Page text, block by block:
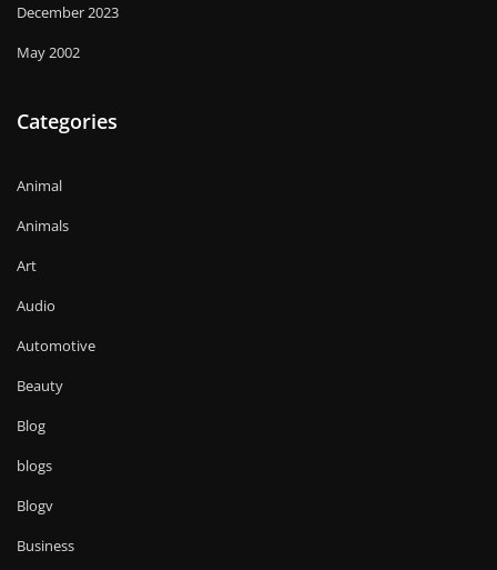
December 2023
May 2002
Categories
Animal
Animals
Art
Audio
Automotive
Beauty
Blog
blogs
Blogv
Business